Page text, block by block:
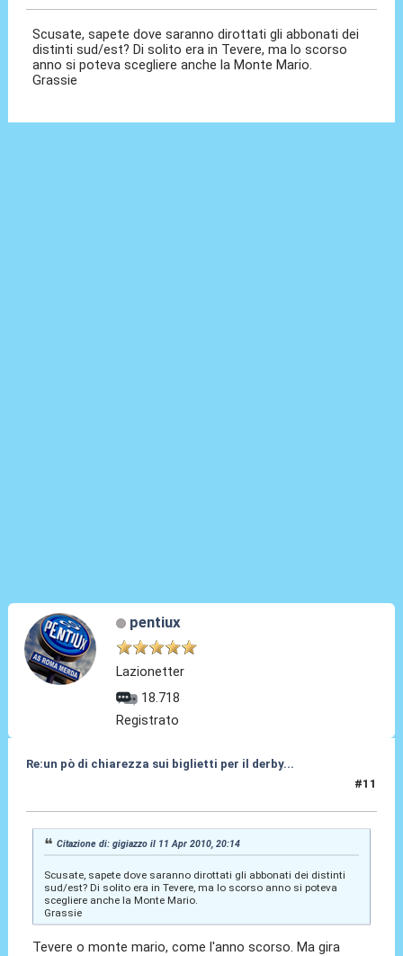
Scusate, sapete dove saranno dirottati gli abbonati dei
distinti sud/est? Di solito era in Tevere, ma lo scorso
anno si poteva scegliere anche la Monte Mario.
Grassie
pentiux
Lazionetter
18.718
Registrato
Re:un pò di chiarezza sui biglietti per il derby...
#11
Citazione di: gigiazzo il 11 Apr 2010, 20:14
Scusate, sapete dove saranno dirottati gli abbonati dei distinti
sud/est? Di solito era in Tevere, ma lo scorso anno si poteva
scegliere anche la Monte Mario.
Grassie
Tevere o monte mario, come l'anno scorso. Ma gira